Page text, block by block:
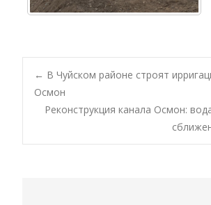
← В Чуйском районе строят
Осмон
Реконструкция канала Осмон: